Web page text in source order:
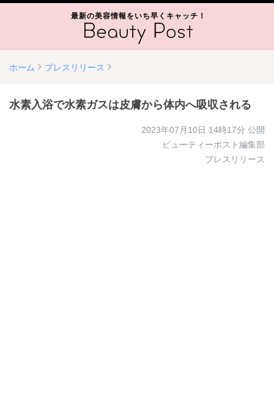
最新の美容情報をいち早くキャッチ！
ホーム プレスリリース
水素入浴で水素ガスは皮膚から体内へ吸収される
2023年07月10日 14時17分 公開
ビューティーポスト編集部
プレスリリース